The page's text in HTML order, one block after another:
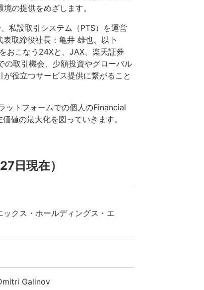
の提供をめざします。
私設取引システム（PTS）を運営
取締役社長：亀井 雄也、以下
おこなう24Xと、JAX、楽天証券
の取引機会、少額投資やグローバル
役立つサービス提供に繋がること
ットフォームでの個人のFinancial
値の最大化を図っていきます。
日現在）
ックス・ホールディングス・エ
Galinov